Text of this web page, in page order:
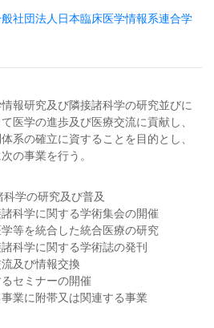
団法人日本臨床医学情報系連合学
報研究及び隣接諸科学の研究並びに
医学の進歩及び医療交流に貢献し、
系の確立に資することを目的とし、
の事業を行う。
学の研究及び普及
科学に関する学術集会の開催
等を統合した統合医療の研究
科学に関する学術誌の発刊
及び情報交換
セミナーの開催
業に附帯又は関連する事業